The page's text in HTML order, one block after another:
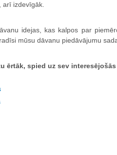
arī izdevīgāk.
idejas, kas kalpos par
mūsu dāvanu piedāvājumu
ērtāk, spied uz sev